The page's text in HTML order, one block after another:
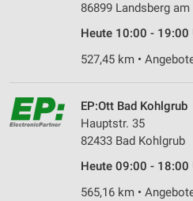
86899 Landsberg am
Heute 10:00 - 19:00
527,45 km •
EP:Ott Bad Kohlgrub
Hauptstr. 35
82433 Bad Kohlgrub
Heute 09:00 - 18:00
565,16 km •